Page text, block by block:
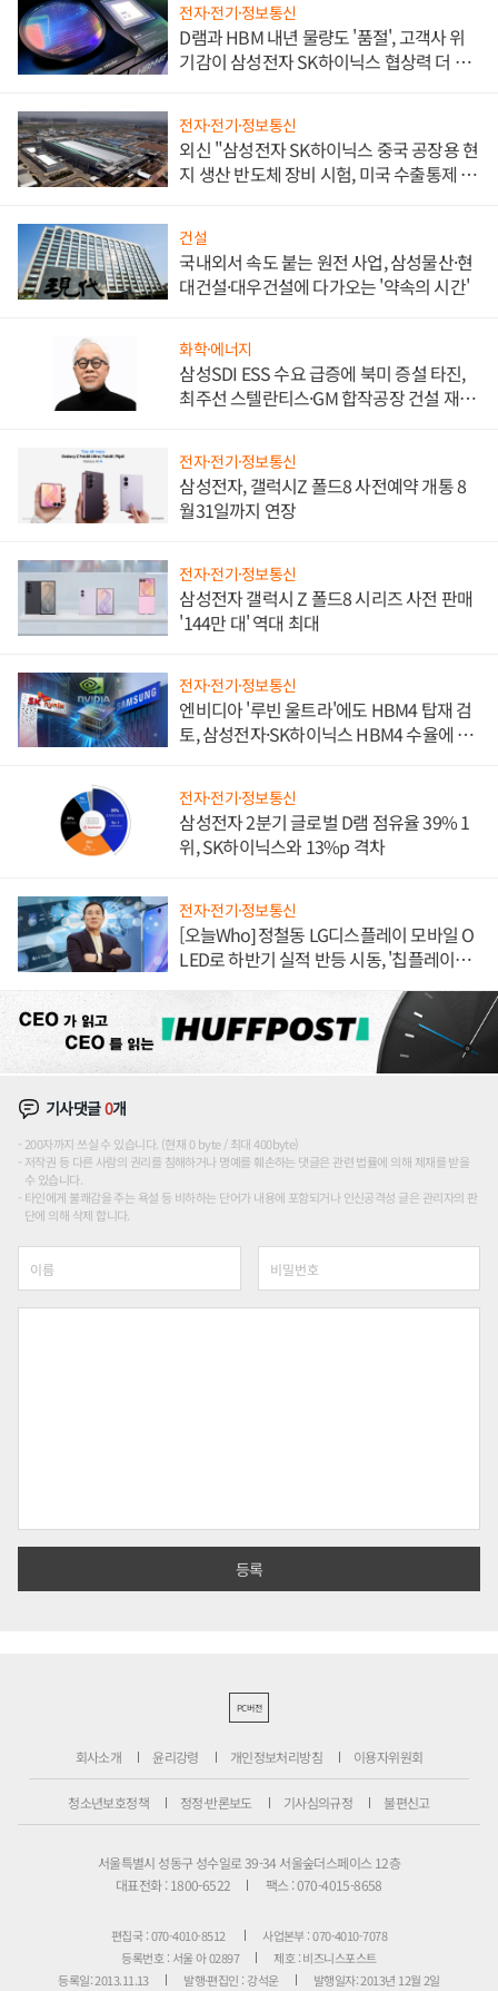
전자·전기·정보통신
D램과 HBM 내년 물량도 '품절', 고객사 위
기감이 삼성전자 SK하이닉스 협상력 더 키
전자·전기·정보통신
외신 "삼성전자 SK하이닉스 중국 공장용 현
지 생산 반도체 장비 시험, 미국 수출통제 대
건설
국내외서 속도 붙는 원전 사업, 삼성물산·현
대건설·대우건설에 다가오는 '약속의 시간'
화학·에너지
삼성SDI ESS 수요 급증에 북미 증설 타진,
최주선 스텔란티스·GM 합작공장 건설 재추
전자·전기·정보통신
삼성전자, 갤럭시Z 폴드8 사전예약 개통 8
월31일까지 연장
전자·전기·정보통신
삼성전자 갤럭시 Z 폴드8 시리즈 사전 판매
'144만 대' 역대 최대
전자·전기·정보통신
엔비디아 '루빈 울트라'에도 HBM4 탑재 검
토, 삼성전자·SK하이닉스 HBM4 수율에 주
전자·전기·정보통신
삼성전자 2분기 글로벌 D램 점유율 39% 1
위, SK하이닉스와 13%p 격차
전자·전기·정보통신
[오늘Who] 정철동 LG디스플레이 모바일 O
LED로 하반기 실적 반등 시동, '칩플레이
기사댓글0개
200자까지 쓰실 수 있습니다. (현재 0 byte / 최대 400byte)
저작권 등 다른 사람의 권리를 침해하거나 명예를 훼손하는 댓글은 관련 법률에 의해 제재를 받을
수 있습니다.
타인에게 불쾌감을 주는 욕설 등 비하하는 단어가 내용에 포함되거나 인신공격성 글은 관리자의 판
단에 의해 삭제 합니다.
PC버전
회사소개 윤리강령 개인정보처리방침 이용자위원회
청소년보호정책 정정·반론보도 기사심의규정 불편신고
서울특별시 성동구 성수일로 39-34 서울숲더스페이스 12층
대표전화 : 1800-6522
팩스 : 070-4015-8658
편집국 : 070-4010-8512
사업본부 : 070-4010-7078
등록번호 : 서울 아 02897
제호 : 비즈니스포스트
등록일: 2013.11.13
발행·편집인 : 강석운 발행일자: 2013년 12월 2일